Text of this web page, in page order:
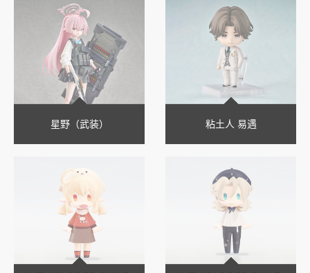
星野（武装） 粘土人 易遇